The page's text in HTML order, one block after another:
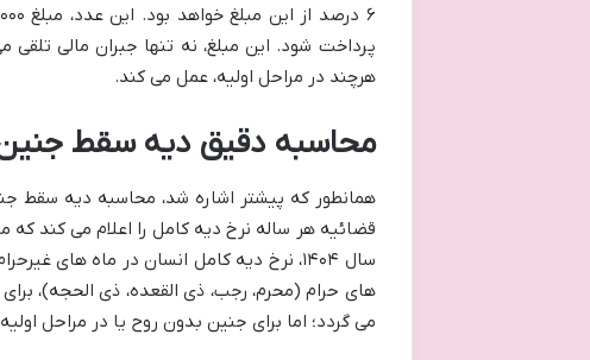
پرداخت شود. این مبلغ، نه تنها جبران مالی
هرچند در مراحل اولیه، عمل می کند.
محاسبه دقیق دیه سقط جنین
همانطور که پیشتر اشاره شد، محاسبه دیه سقط
قضائیه هر ساله نرخ دیه کامل را اعلام می کند
های حرام (محرم، رجب، ذی القعده، ذی الحجه)،
می گردد؛ اما برای جنین بدون روح یا در مراحل